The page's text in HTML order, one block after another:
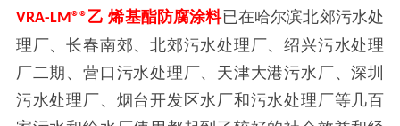
VRA-LM®®乙 烯基酯防腐涂料已在哈尔滨北郊污水处
理厂、长春南郊、北郊污水处理厂、绍兴污水处理
厂二期、营口污水处理厂、天津大港污水厂、深圳
污水处理厂、烟台开发区水厂和污水处理厂等几百